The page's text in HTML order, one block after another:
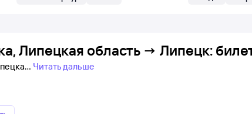
Липецкая область → Липецк:
Читать дальше